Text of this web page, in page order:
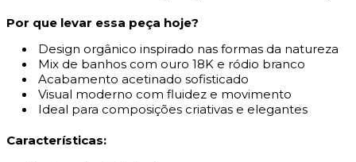
Por que levar essa peça hoje?
Design orgânico inspirado nas formas da natureza
Mix de banhos com ouro 18K e ródio branco
Acabamento acetinado sofisticado
Visual moderno com fluidez e movimento
Ideal para composições criativas e elegantes
Características: